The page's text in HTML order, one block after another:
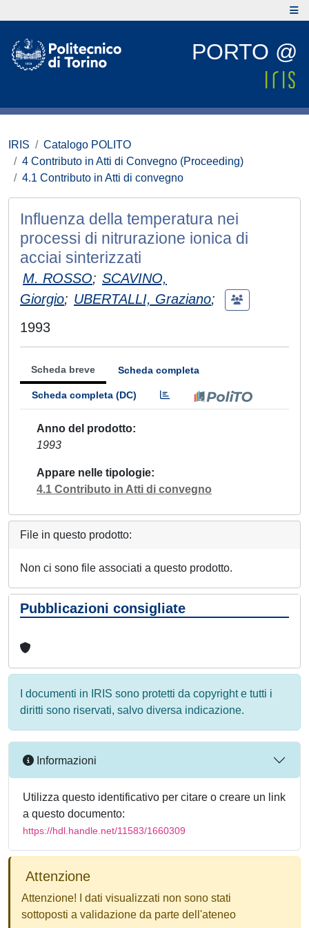
PORTO @
IRIS
Catalogo POLITO
4 Contributo in Atti di Convegno (Proceeding)
4.1 Contributo in Atti di convegno
Influenza della temperatura nei
processi di nitrurazione ionica di
acciai sinterizzati
M. ROSSO; SCAVINO,
Giorgio; UBERTALLI, Graziano;
1993
Scheda breve Scheda completa
Scheda completa (DC)
Anno del prodotto
1993
Appare nelle tipologie
4.1 Contributo in Atti di convegno
File in questo prodotto:
Non ci sono file associati a questo prodotto.
Pubblicazioni consigliate
I documenti in IRIS sono protetti da copyright e tutti i
diritti sono riservati, salvo diversa indicazione.
Informazioni
Utilizza questo identificativo per citare o creare un link
a questo documento:
https://hdl.handle.net/11583/1660309
Attenzione
Attenzione! I dati visualizzati non sono stati
sottoposti a validazione da parte dell'ateneo